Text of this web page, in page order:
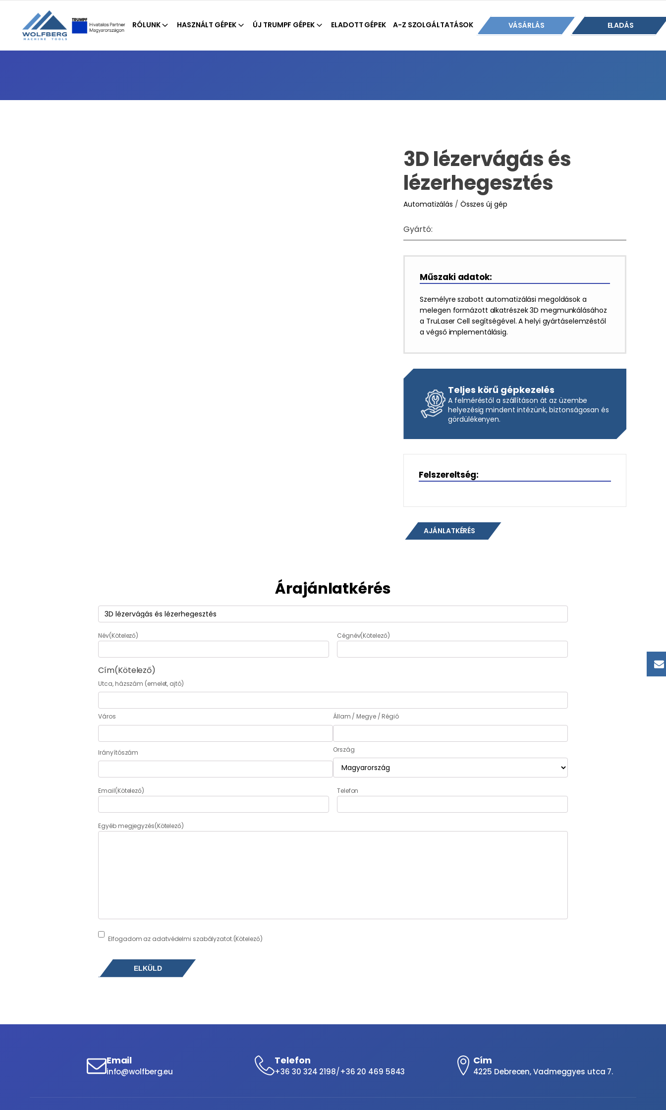
RÓLUNK HASZNÁLT GÉPEK ÚJ TRUMPF GÉPEK ELADOTT GÉPEK A-Z SZOLGÁLTATÁSOK VÁSÁRLÁS ELADÁS
3D lézervágás és
lézerhegesztés
Automatizálás / Összes új gép
Gyártó:
Műszaki adatok:
Személyre szabott automatizálási megoldások a
melegen formázott alkatrészek 3D megmunkálásához
a TruLaser Cell segítségével. A helyi gyártáselemzéstől
a végső implementálásig.
Teljes körű gépkezelés
A felméréstől a szállításon át az üzembe
helyezésig mindent intézünk, biztonságosan és
gördülékenyen.
Felszereltség:
AJÁNLATKÉRÉS
Árajánlatkérés
Termék(Kötelező)
Név(Kötelező) Cégnév(Kötelező)
Cím(Kötelező)
Utca, házszám (emelet, ajtó)
Város Állam / Megye / Régió
Irányítószám Ország
Email(Kötelező) Telefon
Egyéb megjegyzés(Kötelező)
Consent (Kötelező)
Elfogadom az adatvédelmi szabályzatot.(Kötelező)
Email
info@wolfberg.eu
Telefon
+36 30 324 2198/+36 20 469 5843
Cím
4225 Debrecen, Vadmeggyes utca 7.